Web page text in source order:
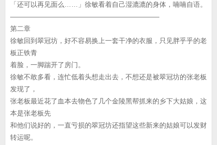
「还可以再见面么……」徐敏看着自己湿漉漉的身体，喃喃自语。
——————————————————————
第二章
徐敏回到翠冠坊，好不容易换上一套干净的衣服，只见胖乎乎的老
板正铁青
着脸，一脚踹开了房门。
徐敏不敢多看，连忙低着头想走出去，不想还是被翠冠坊的张老板
发现了，
张老板最近花了血本去物色了几个金陵黑帮抓来的乡下大姑娘，这
本是张老板先
和他们说好的，一直亏损的翠冠坊还指望这些新来的姑娘可以发财
转运呢。